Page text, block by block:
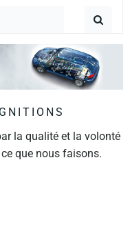
la qualité et la volonté
que nous faisons.